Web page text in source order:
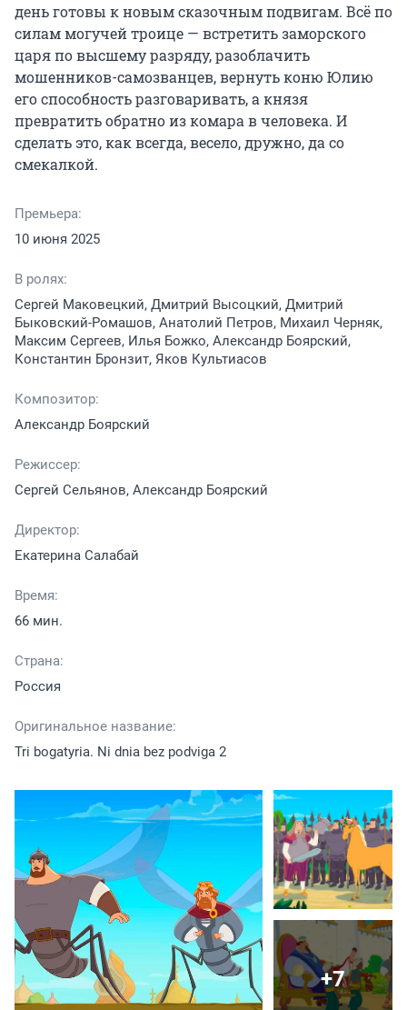
день готовы к новым сказочным подвигам. Всё по
силам могучей троице — встретить заморского
царя по высшему разряду, разоблачить
мошенников-самозванцев, вернуть коню Юлию
его способность разговаривать, а князя
превратить обратно из комара в человека. И
сделать это, как всегда, весело, дружно, да со
смекалкой.
Премьера:
10 июня 2025
В ролях:
Сергей Маковецкий, Дмитрий Высоцкий, Дмитрий
Быковский-Ромашов, Анатолий Петров, Михаил Черняк,
Максим Сергеев, Илья Божко, Александр Боярский,
Константин Бронзит, Яков Культиасов
Композитор:
Александр Боярский
Режиссер:
Сергей Сельянов, Александр Боярский
Директор:
Екатерина Салабай
Время:
66 мин.
Страна:
Россия
Оригинальное название:
Tri bogatyria. Ni dnia bez podviga 2
+7